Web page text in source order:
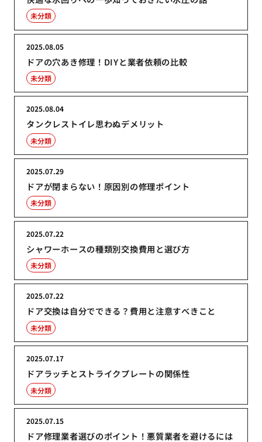
未分類
ドアの穴あき修理！DIYと業者依頼の比較
2025.08.05
未分類
タンクレストイレ思わぬデメリット
2025.08.04
未分類
ドアが閉まらない！原因別の修理ポイント
2025.07.29
未分類
シャワーホースの種類別交換費用と選び方
2025.07.22
未分類
ドア交換は自分でできる？費用と注意すべきこと
2025.07.22
未分類
ドアラッチとストライクプレートの関係性
2025.07.17
未分類
ドア修理業者選びのポイント！悪質業者を避けるには
2025.07.15